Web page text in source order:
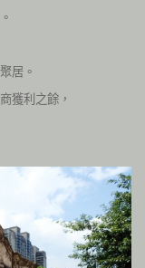
居。
獲利之餘，